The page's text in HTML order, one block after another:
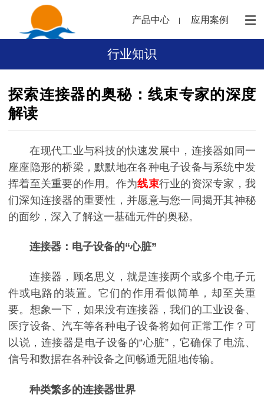
产品中心 应用案例
行业知识
探索连接器的奥秘：线束专家的深度
解读
在现代工业与科技的快速发展中，连接器如同一
座座隐形的桥梁，默默地在各种电子设备与系统中发
挥着至关重要的作用。作为线束行业的资深专家，我
们深知连接器的重要性，并愿意与您一同揭开其神秘
的面纱，深入了解这一基础元件的奥秘。
连接器：电子设备的“心脏”
连接器，顾名思义，就是连接两个或多个电子元
件或电路的装置。它们的作用看似简单，却至关重
要。想象一下，如果没有连接器，我们的工业设备、
医疗设备、汽车等各种电子设备将如何正常工作？可
以说，连接器是电子设备的“心脏”，它确保了电流、
信号和数据在各种设备之间畅通无阻地传输。
种类繁多的连接器世界